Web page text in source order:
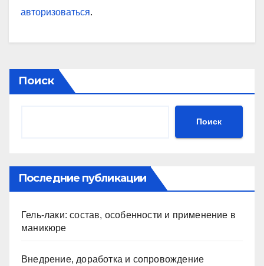
авторизоваться.
Поиск
Поиск
Последние публикации
Гель-лаки: состав, особенности и применение в
маникюре
Внедрение, доработка и сопровождение